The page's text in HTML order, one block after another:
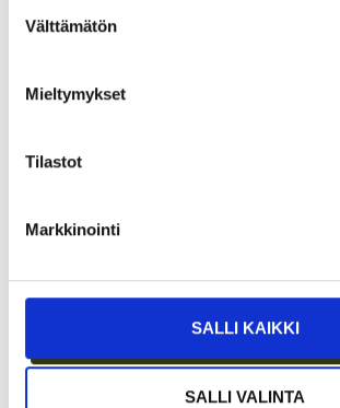
valinta
Välttämätön
Mieltymykset
Tilastot
Markkinointi
SALLI KAIKKI
SALLI VALINTA
PARHAAT IDEAT SYNTYVÄT